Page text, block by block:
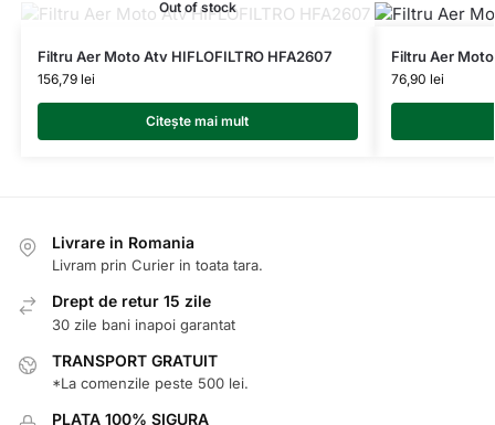
Out of stock
Filtru Aer Moto Atv HIFLOFILTRO HFA2607
156,79 lei
Citește mai mult
Filtru Aer
76,90 lei
Livrare in Romania
Livram prin Curier in toata tara.
Drept de retur 15 zile
30 zile bani inapoi garantat
TRANSPORT GRATUIT
*La comenzile peste 500 lei.
PLATA 100% SIGURA